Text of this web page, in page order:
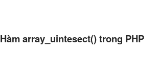
Hàm array_uintesect() trong PHP